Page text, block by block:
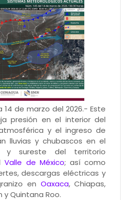
14 de marzo del 2026.- Este
presión en el interior del
y el ingreso de
lluvias y chubascos en el
y sureste del territorio
Valle de México; así como
descargas eléctricas y
en Oaxaca, Chiapas,
Quintana Roo.